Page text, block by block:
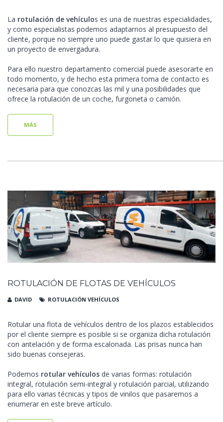
La rotulación de vehículos es una de nuestras especialidades,
y como especialistas podemos adaptarnos al presupuesto del
cliente, porque no siempre uno puede gastar lo que quisiera en
un proyecto de envergadura.
Para ello nuestro departamento comercial puede asesorarte en
todo momento, y de hecho esta primera toma de contacto es
necesaria para que conozcas las mil y una posibilidades que
ofrece la rotulación de un coche, furgoneta o camión.
MÁS
ROTULACIÓN DE FLOTAS DE VEHÍCULOS
DAVID ROTULACIÓN VEHÍCULOS
Rotular una flota de vehículos dentro de los plazos establecidos
por el cliente siempre es posible si se organiza dicha rotulación
con antelación y de forma escalonada. Las prisas nunca han
sido buenas consejeras.
Podemos rotular vehículos de varias formas: rotulación
integral, rotulación semi-integral y rotulación parcial, utilizando
para ello varias técnicas y tipos de vinilos que pasaremos a
enumerar en este breve artículo.